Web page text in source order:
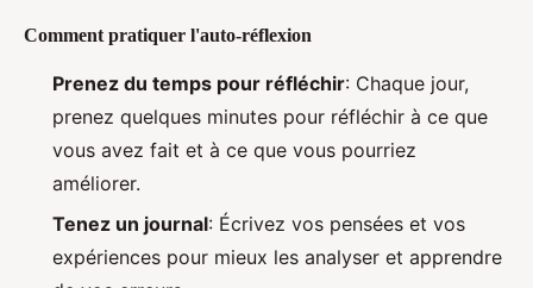
Comment pratiquer l'auto-réflexion
Prenez du temps pour réfléchir: Chaque jour,
prenez quelques minutes pour réfléchir à ce que
vous avez fait et à ce que vous pourriez
améliorer.
Tenez un journal: Écrivez vos pensées et vos
expériences pour mieux les analyser et apprendre